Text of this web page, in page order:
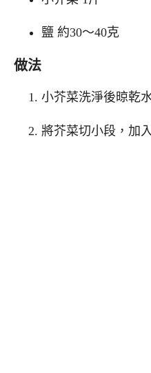
鹽 約30～40克
做法
小芥菜洗淨後晾乾
將芥菜切小段，加